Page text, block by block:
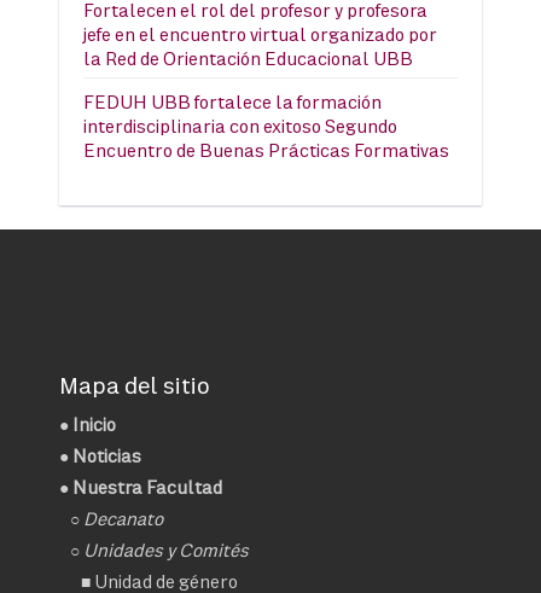
Fortalecen el rol del profesor y profesora
jefe en el encuentro virtual organizado por
la Red de Orientación Educacional UBB
FEDUH UBB fortalece la formación
interdisciplinaria con exitoso Segundo
Encuentro de Buenas Prácticas Formativas
Mapa del sitio
● Inicio
● Noticias
● Nuestra Facultad
○ Decanato
○ Unidades y Comités
■ Unidad de género